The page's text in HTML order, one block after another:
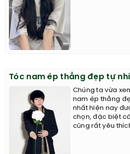
Tóc nam ép thẳng đẹp tự
Chúng ta vừa
nam ép thẳng
nhất hiện nay
chọn, đặc biệt
cũng rất yêu